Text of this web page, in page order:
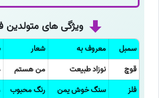
ویژگی های متولدین
سمبل معروف به شعار
قوچ
نوزاد طبیعت من هستم
فلز
سنگ خوش یمن رنگ محبوب